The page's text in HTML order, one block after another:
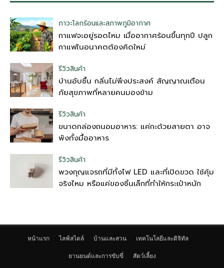
ภาวะโลกร้อนและสภาพภูมิอากาศ
กาแฟจะอยู่รอดไหม เมื่ออากาศร้อนขึ้นทุกปี ปลูก
กาแฟในอนาคตต้องคิดใหม่
รีวิวสินค้า
บ้านอับชื้น กลิ่นไม่พึงประสงค์ สัญญาณเตือน
ภัยสุขภาพที่หลายคนมองข้าม
รีวิวสินค้า
ขนาดกล่องถนอมอาหาร: แค่กะด้วยสายตา อาจ
พังทั้งมื้ออาหาร
รีวิวสินค้า
พวงกุญแจรถที่มีทั้งไฟ LED และที่เปิดขวด ใช้คุ้ม
จริงไหม หรือแค่ของชิ้นเล็กที่ทำให้กระเป๋าหนัก
หน้าแรก ไลฟ์สไตล์ บ้านและสวน เทคโนโลยีและดิจิทัล
ยานยนต์และการขับขี่ สัตว์เลี้ยง